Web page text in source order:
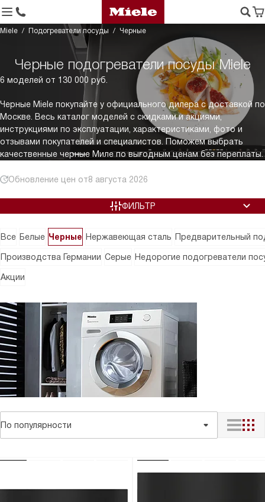
Miele Подогреватели посуды Черные
Черные подогреватели посуды Miele
6 моделей от 130 000 руб.
Черные Miele покупайте у официального дилера с доставкой по
Москве. Весь каталог моделей с скидками и акциями,
инструкциями по эксплуатации, характеристиками, фото и
отзывами покупателей и специалистов. Поможем выбрать
качественные черные Миле по выгодным ценам без переплаты.
Обновление цен от8 августа 2026
ФИЛЬТР
Все Белые Черные Нержавеющая сталь Предварительный
Производства Германии Серые Недорогие подогреватели
Акции
По популярности